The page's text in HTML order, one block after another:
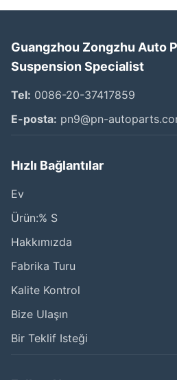
Guangzhou Zongzhu Auto
Suspension Specialist
Tel: 0086-20-37417859
E-posta: pn9@pn-
Hızlı Bağlantılar
Ev
Ürün:% S
Hakkımızda
Fabrika Turu
Kalite Kontrol
Bize Ulaşın
Bir Teklif Isteği